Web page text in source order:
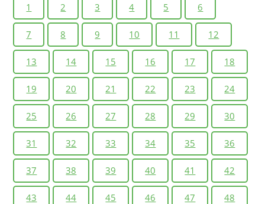
1 2 3 4 5 6
7 8 9 10 11 12
13 14 15 16 17 18
19 20 21 22 23 24
25 26 27 28 29 30
31 32 33 34 35 36
37 38 39 40 41 42
43 44 45 46 47 48